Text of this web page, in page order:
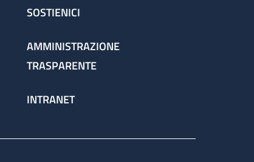
SOSTIENICI
AMMINISTRAZIONE
TRASPARENTE
INTRANET